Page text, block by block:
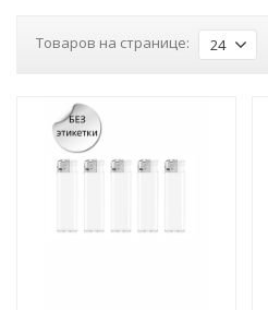
Товаров на странице: 24